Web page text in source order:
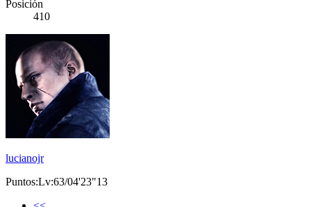
Posición
410
lucianojr
Puntos:Lv:63/04'23"13